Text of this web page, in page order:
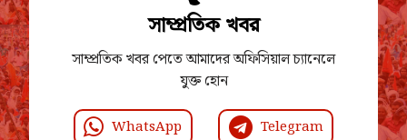
সাম্প্রতিক খবর
সাম্প্রতিক খবর পেতে আমাদের অফিসিয়াল চ্যানেলে
যুক্ত হোন
WhatsApp
Telegram